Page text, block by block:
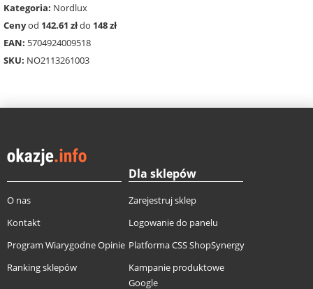
Kategoria: Nordlux
Cenyod 142.61 złdo 148 zł
EAN: 5704924009518
SKU: NO2113261003
O nas
Kontakt
Program Wiarygodne Opinie
Ranking sklepów
Dla sklepów
Zarejestruj sklep
Logowanie do panelu
Platforma CSS ShopSynergy
Kampanie produktowe
Google